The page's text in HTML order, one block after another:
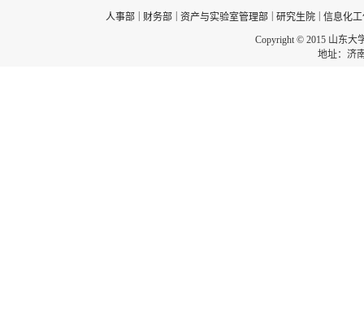
人事部 财务部 资产与实验室管理部 研究生院
信息化
Copyright © 2015 山东大
地址：济